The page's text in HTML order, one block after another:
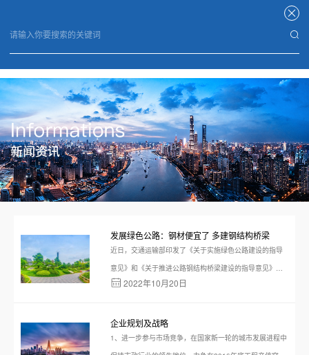
发展绿色公路：钢材便宜了 多建钢结构桥梁
近日，交通运输部印发了《关于实施绿色公路建设的指导
意见》和《关于推进公路钢结构桥梁建设的指导意见》，
明确绿色公路的发展思路和建设目标，对公路行业推广应
部公路局组织公路建设与管理政
2022年10月20日
企业规划及战略
1、进一步参与市场竞争，在国家新一轮的城市发展进程中